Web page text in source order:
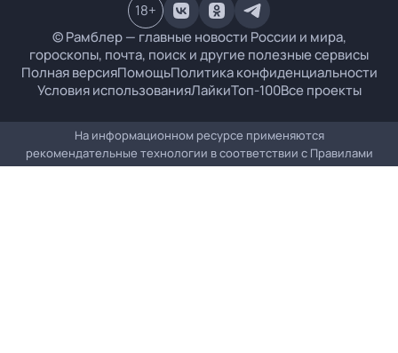
© Рамблер — главные новости России и мира,
гороскопы, почта, поиск и другие полезные сервисы
Полная версияПомощьПолитика конфиденциальности
Условия использованияЛайкиТоп-100Все проекты
18+
На информационном ресурсе применяются
рекомендательные технологии в соответствии с Правилами